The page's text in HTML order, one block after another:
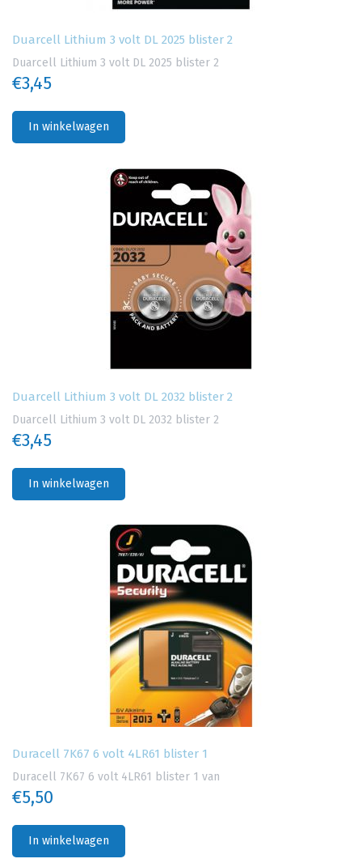
Duarcell Lithium 3 volt DL 2025 blister 2
Duarcell Lithium 3 volt DL 2025 blister 2
€3,45
In winkelwagen
Duarcell Lithium 3 volt DL 2032 blister 2
Duarcell Lithium 3 volt DL 2032 blister 2
€3,45
In winkelwagen
Duracell 7K67 6 volt 4LR61 blister 1
Duracell 7K67 6 volt 4LR61 blister 1 van
€5,50
In winkelwagen